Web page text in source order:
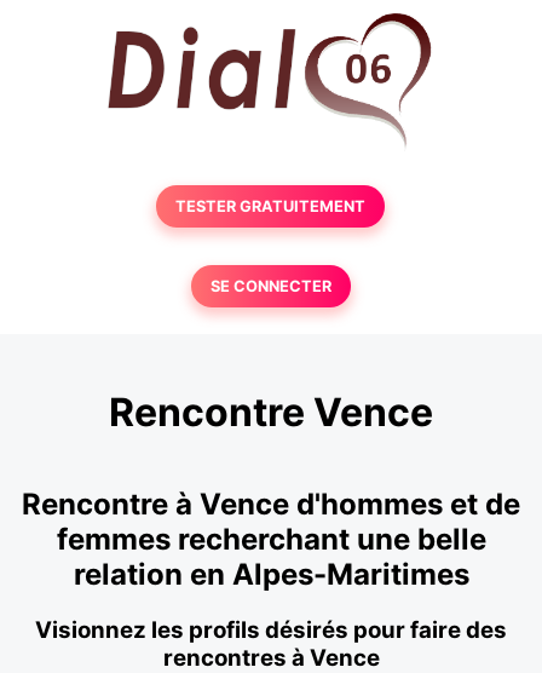
TESTER GRATUITEMENT
SE CONNECTER
Rencontre Vence
Rencontre à Vence d'hommes et de
femmes recherchant une belle
relation en Alpes-Maritimes
Visionnez les profils désirés pour faire des
rencontres à Vence